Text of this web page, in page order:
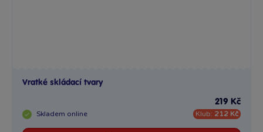
Vratké skládací tvary
Skladem online
219 Kč
Klub: 212 Kč